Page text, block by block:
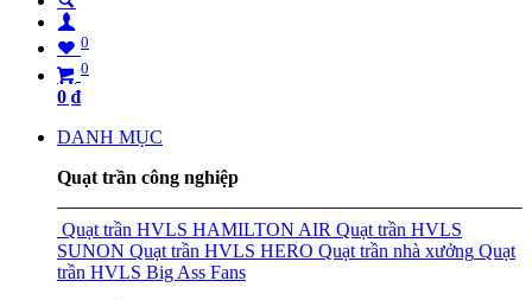
0
0
0 ₫
DANH MỤC
Quạt trần công nghiệp
Quạt trần HVLS HAMILTON AIR Quạt trần HVLS
SUNON Quạt trần HVLS HERO Quạt trần nhà xưởng Quạt
trần HVLS Big Ass Fans